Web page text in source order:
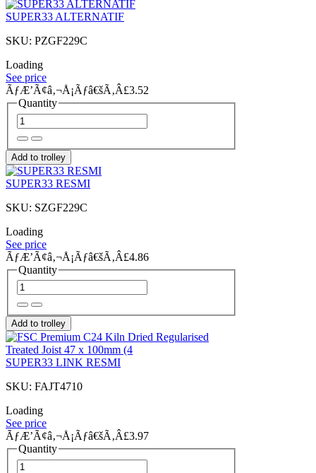
SUPER33 ALTERNATIF
SKU: PZGF229C
Loading
See price
ÃƒÆ’Ã¢â‚¬Å¡Ãƒâ€šÃ‚Â£3.52
Quantity
Add to trolley
SUPER33 RESMI
SKU: SZGF229C
Loading
See price
ÃƒÆ’Ã¢â‚¬Å¡Ãƒâ€šÃ‚Â£4.86
Quantity
Add to trolley
SUPER33 LINK RESMI
SKU: FAJT4710
Loading
See price
ÃƒÆ’Ã¢â‚¬Å¡Ãƒâ€šÃ‚Â£3.97
Quantity